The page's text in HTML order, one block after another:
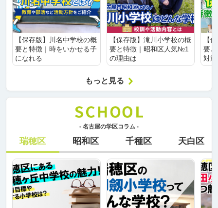
【保存版】川名中学校の概
要と特徴｜時をいかせる子
になれる
【保存版】滝川小学校の概
要と特徴｜昭和区人気№1
の理由は
【
要
対
もっと見る
- 名古屋の学区コラム -
瑞穂区 昭和区 千種区 天白区